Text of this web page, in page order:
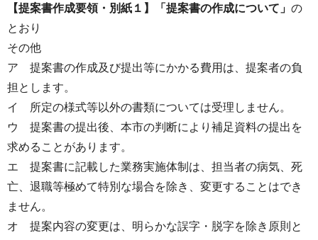
【提案書作成要領・別紙１】「提案書の作成について」 の
とおり
その他
ア 提案書の作成及び提出等にかかる費用は、提案者の負
担とします。
イ 所定の様式等以外の書類については受理しません。
ウ 提案書の提出後、本市の判断により補足資料の提出を
求めることがあります。
エ 提案書に記載した業務実施体制は、担当者の病気、死
亡、退職等極めて特別な場合を除き、変更することはでき
ません。
オ 提案内容の変更は、明らかな誤字・脱字を除き原則と